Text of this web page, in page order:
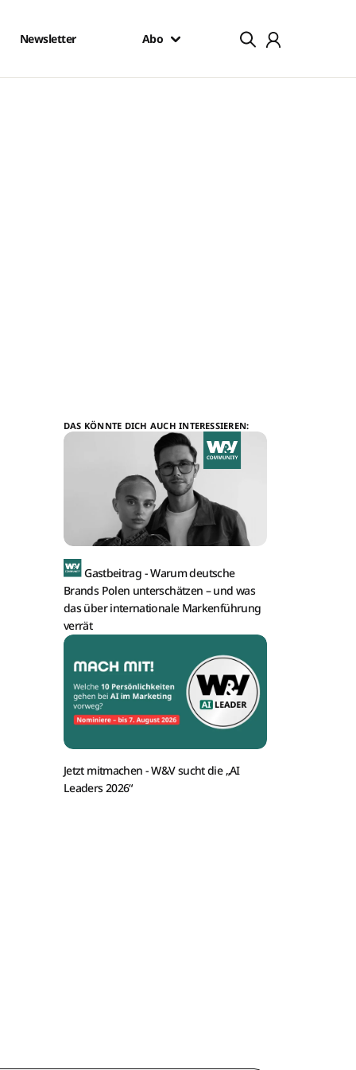
Newsletter Abo
DAS KÖNNTE DICH AUCH INTERESSIEREN:
Gastbeitrag -Warum deutsche
Brands Polen unterschätzen – und was
das über internationale Markenführung
verrät
Jetzt mitmachen -W&V sucht die „AI
Leaders 2026“